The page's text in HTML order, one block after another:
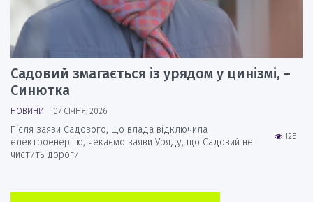
Садовий змагається із урядом у цинізмі, –
Синютка
НОВИНИ 07 СІЧНЯ, 2026
125
Після заяви Садового, що влада відключила
електроенергію, чекаємо заяви Уряду, що Садовий не
чистить дороги